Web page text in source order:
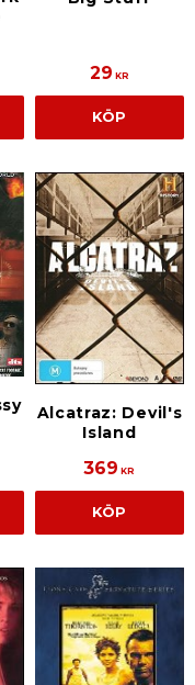
29 KR
KÖP
Alcatraz: Devil's
Island
369 KR
KÖP